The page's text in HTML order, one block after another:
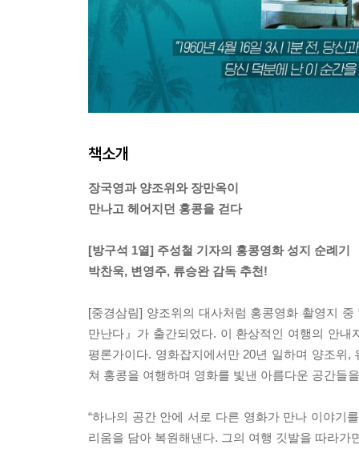
책소개
장국영과 양조위와 장만옥이
만나고 헤어지던 홍콩을 걷다
[방구석 1열] 주성철 기자의 홍콩영화 성지 순례기
박찬욱, 변영주, 류승완 감독 추천!
[중경삼림] 양조위의 대사처럼 홍콩영화 촬영지
만난다』가 출간되었다. 이 환상적인 여행의 안내
평론가이다. 영화잡지에서만 20년 일하며 양조위
쳐 홍콩을 여행하며 영화를 빛낸 아름다운 공간들
“하나의 공간 안에 서로 다른 영화가 만나 이야기
리움을 담아 복원해낸다. 그의 여행 깃발을 따라